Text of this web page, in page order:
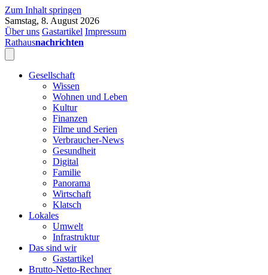
Zum Inhalt springen
Samstag, 8. August 2026
Über uns Gastartikel Impressum
Rathausnachrichten
Gesellschaft
Wissen
Wohnen und Leben
Kultur
Finanzen
Filme und Serien
Verbraucher-News
Gesundheit
Digital
Familie
Panorama
Wirtschaft
Klatsch
Lokales
Umwelt
Infrastruktur
Das sind wir
Gastartikel
Brutto-Netto-Rechner